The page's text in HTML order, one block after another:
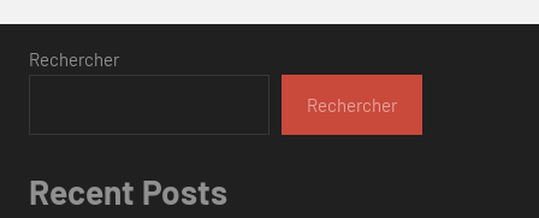
Rechercher
Rechercher
Recent Posts